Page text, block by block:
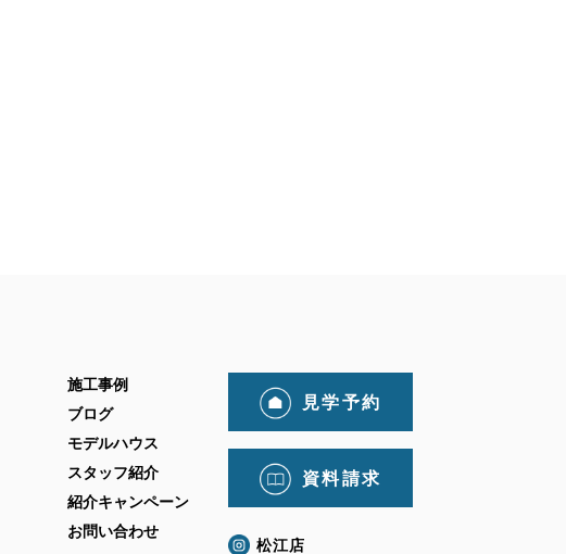
施工事例
ブログ
モデルハウス
スタッフ紹介
紹介キャンペーン
お問い合わせ
見学予約
資料請求
松江店